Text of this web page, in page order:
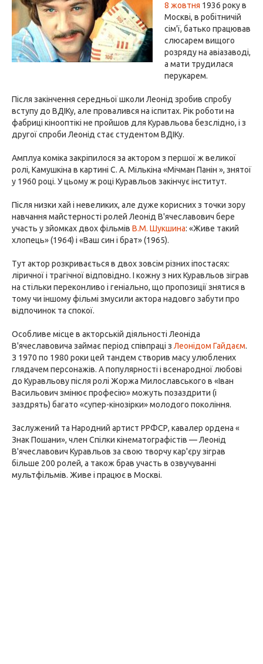
8 жовтня 1936 року в
Москві, в робітничій
сім'ї, батько працював
слюсарем вищого
розряду на авіазаводі,
а мати трудилася
перукарем.
Після закінчення середньої школи Леонід зробив спробу
вступу до ВДІКу, але провалився на іспитах. Рік роботи на
фабриці кінооптікі не пройшов для Куравльова безслідно, і з
другої спроби Леонід стає студентом ВДІКу.
Амплуа коміка закріпилося за актором з першої ж великої
ролі, Камушкіна в картині С. А. Мількіна «Мічман Панін », знятої
у 1960 році. У цьому ж році Куравльов закінчує інститут.
Після низки хай і невеликих, але дуже корисних з точки зору
навчання майстерності ролей Леонід В'ячеславович бере
участь у зйомках двох фільмів В.М. Шукшина: «Живе такий
хлопець» (1964) і «Ваш син і брат» (1965).
Тут актор розкривається в двох зовсім різних іпостасях:
ліричної і трагічної відповідно. І кожну з них Куравльов зіграв
на стільки переконливо і геніально, що пропозиції знятися в
тому чи іншому фільмі змусили актора надовго забути про
відпочинок та спокої.
Особливе місце в акторській діяльності Леоніда
В'ячеславовича займає період співпраці з Леонідом Гайдаєм.
З 1970 по 1980 роки цей тандем створив масу улюблених
глядачем персонажів. А популярності і всенародної любові
до Куравльову після ролі Жоржа Милославського в «Іван
Васильович змінює професію» можуть позаздрити (і
заздрять) багато «супер-кінозірки» молодого покоління.
Заслужений та Народний артист РРФСР, кавалер ордена «
Знак Пошани», член Спілки кінематографістів — Леонід
В'ячеславович Куравльов за свою творчу кар'єру зіграв
більше 200 ролей, а також брав участь в озвучуванні
мультфільмів. Живе і працює в Москві.